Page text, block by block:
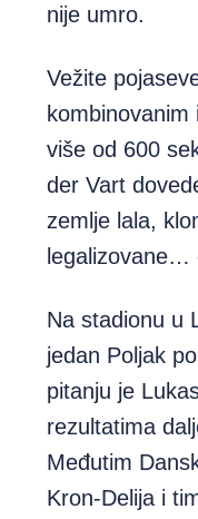
nije umro.
Vežite
više od 600
der Vart
zemlje lala,
legalizovane…
Na stadionu u
jedan Poljak
pitanju je
rezultatima
Međutim
Kron-Delija i